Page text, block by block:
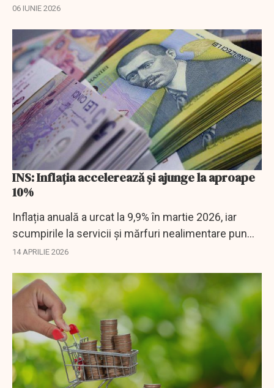
de bază.
06 IUNIE 2026
INS: Inflația accelerează și ajunge la aproape
10%
Inflația anuală a urcat la 9,9% în martie 2026, iar
scumpirile la servicii și mărfuri nealimentare pun
presiune pe bugetele românilor, arată datele INS.
14 APRILIE 2026